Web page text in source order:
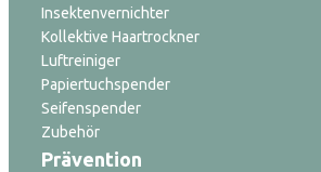
Insektenvernichter
Kollektive Haartrockner
Luftreiniger
Papiertuchspender
Seifenspender
Zubehör
Prävention